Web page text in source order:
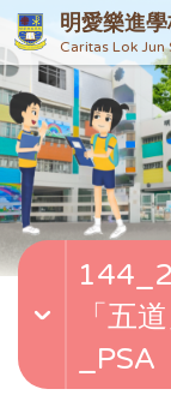
明愛樂進
Caritas Lok Jun
「五